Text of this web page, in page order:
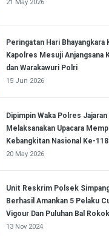
21 May 2026
Peringatan Hari Bhayangkara
Kapolres Mesuji Anjangsana
dan Warakawuri Polri
15 Jun 2026
Dipimpin Waka Polres
Melaksanakan Upacara
Kebangkitan Nasional Ke-118
20 May 2026
Unit Reskrim Polsek
Berhasil Amankan 5 Pelaku
Vigour Dan Puluhan Bal Rokok
13 Nov 2024